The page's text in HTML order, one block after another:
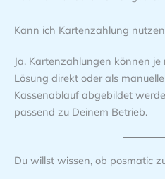
Kann ich Kartenzahlung
Ja. Kartenzahlungen können
Lösung direkt oder als
Kassenablauf abgebildet
passend zu Deinem Betrieb.
Du willst wissen, ob posmatic